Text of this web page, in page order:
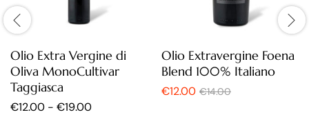
Olio Extra Vergine di
Oliva MonoCultivar
Taggiasca
€12.00 - €19.00
Olio Extravergine Foena
Blend 100% Italiano
€12.00 €14.00